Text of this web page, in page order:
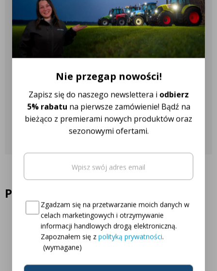
Nasza obsługa klienta jest do
Twojej dyspozycji!
Najczęściej zadawane pytania
Skontaktuj się z nami
Podobne produkty
Nie przegap nowości!
Zapisz się do naszego newslettera i odbierz
5% rabatu na pierwsze zamówienie! Bądź na
bieżąco z premierami nowych produktów oraz
sezonowymi ofertami.
Email
Consent (wymagane)
Zgadzam się na przetwarzanie moich danych w
celach marketingowych i otrzymywanie
informacji handlowych drogą elektroniczną.
Zapoznałem się z polityką prywatności.
(wymagane)
Oto Twój kod zniżkowy na